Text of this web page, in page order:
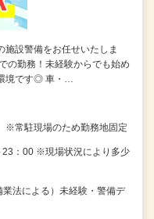
施設警備をお任せいたしま
の勤務！未経験からでも始め
境です◎ 車・…
常駐現場のため勤務地固定
23：00 ※現場状況により多少
法による）未経験・警備デ